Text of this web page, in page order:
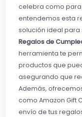
celebra como para
entendemos esta
solución ideal para
Regalos de
herramienta te
productos que
asegurando que
Además,
como Amazon Gift
envío de tus